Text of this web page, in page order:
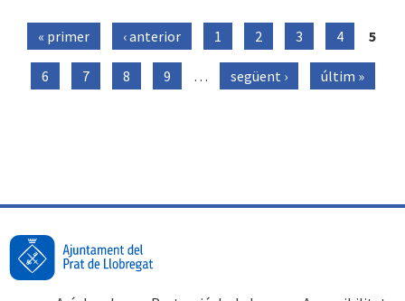
Pàgines
« primer ‹ anterior 1 2 3 4 5
6 7 8 9 … següent › últim »